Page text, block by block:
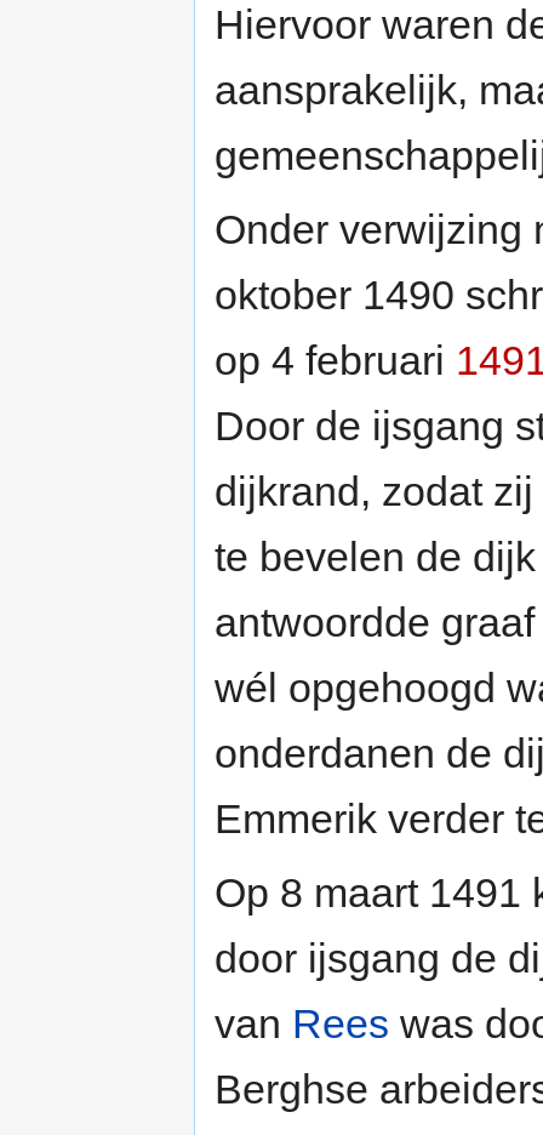
Hiervoor waren
aansprakelijk,
Onder verwijzing
oktober 1490
op 4 februari
Door de ijsgang
dijkrand, zodat
te bevelen de
antwoordde
wél opgehoogd
onderdanen de
Emmerik verder
Op 8 maart 1491
door ijsgang de
van Rees was
Berghse